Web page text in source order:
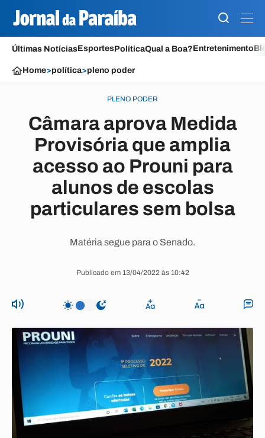
Últimas NotíciasEsportesPolíticaQual a Boa?Entretenimento
Home>política>pleno poder
PLENO PODER
Câmara aprova Medida
Provisória que amplia
acesso ao Prouni para
alunos de escolas
particulares sem bolsa
Matéria segue para o Senado.
Publicado em 13/04/2022 às 10:42